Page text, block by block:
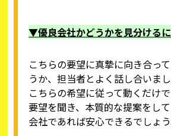
▼優良会社かどうかを見分ける
こちらの要望に真摯に向き合っ
うか、担当者とよく話し合いまし
こちらの希望に従って動くだけ
要望を聞き、本質的な提案をし
会社であれば安心できるでしょう